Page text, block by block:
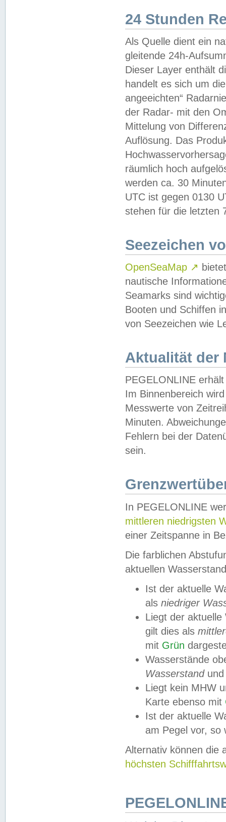
24 Stunden
Als Quelle dient ein
gleitende 24h-
Dieser Layer enthält
handelt es sich um
angeeichten“
der Radar- mit den
Mittelung von
Auflösung. Das
räumlich hoch
werden ca. 30
UTC ist gegen 0130
stehen für die letzten
Seezeichen
OpenSeaMap ↗
nautische
Seamarks sind
Booten und Schiffen
von Seezeichen wie
Aktualität der
PEGELONLINE
Im Binnenbereich
Messwerte von
Minuten.
Fehlern bei der
sein.
In PEGELONLINE
mittleren niedrigsten
einer Zeitspanne in
Die farblichen
aktuellen
Ist der aktuelle
als niedriger
Liegt der
gilt dies als
mit Grün
Wasserstände
Wasserstandund
Liegt kein MHW
Karte ebenso mit
Ist der aktuelle
am Pegel vor,
Alternativ können die
höchsten